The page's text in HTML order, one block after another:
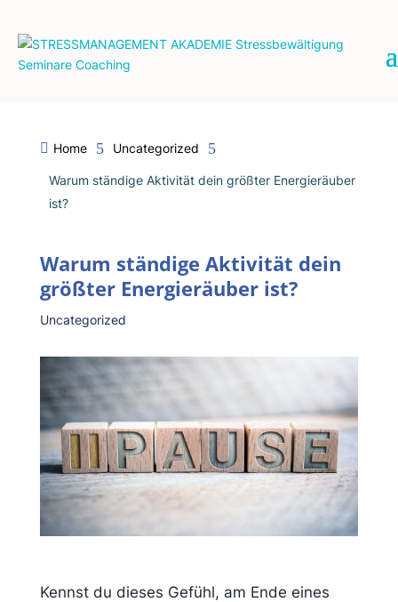
 Home 5 Uncategorized 5
Warum ständige Aktivität dein größter Energieräuber
ist?
Warum ständige Aktivität dein
größter Energieräuber ist?
Uncategorized
Kennst du dieses Gefühl, am Ende eines